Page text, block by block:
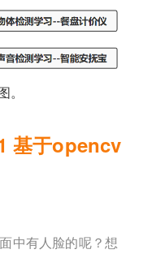
基于opencv
中有人脸的呢？想